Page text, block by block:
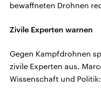
bewaffneten Drohnen
Zivile Experten warnen
Gegen Kampfdrohnen
zivile Experten aus.
Wissenschaft und